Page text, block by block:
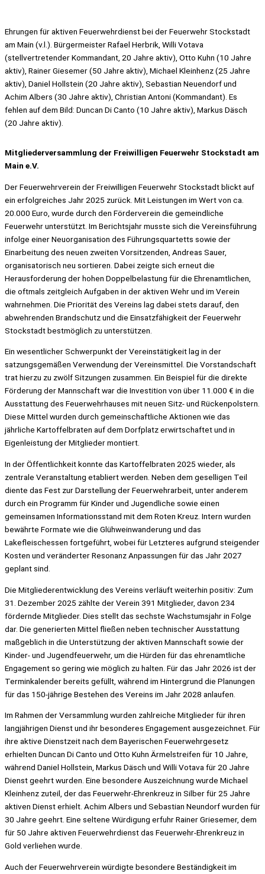
Ehrungen für aktiven Feuerwehrdienst bei der Feuerwehr Stockstadt
am Main (v.l.). Bürgermeister Rafael Herbrik, Willi Votava
(stellvertretender Kommandant, 20 Jahre aktiv), Otto Kuhn (10 Jahre
aktiv), Rainer Giesemer (50 Jahre aktiv), Michael Kleinhenz (25 Jahre
aktiv), Daniel Hollstein (20 Jahre aktiv), Sebastian Neuendorf und
Achim Albers (30 Jahre aktiv), Christian Antoni (Kommandant). Es
fehlen auf dem Bild: Duncan Di Canto (10 Jahre aktiv), Markus Däsch
(20 Jahre aktiv).
Mitgliederversammlung der Freiwilligen Feuerwehr Stockstadt am
Main e.V.
Der Feuerwehrverein der Freiwilligen Feuerwehr Stockstadt blickt auf
ein erfolgreiches Jahr 2025 zurück. Mit Leistungen im Wert von ca.
20.000 Euro, wurde durch den Förderverein die gemeindliche
Feuerwehr unterstützt. Im Berichtsjahr musste sich die Vereinsführung
infolge einer Neuorganisation des Führungsquartetts sowie der
Einarbeitung des neuen zweiten Vorsitzenden, Andreas Sauer,
organisatorisch neu sortieren. Dabei zeigte sich erneut die
Herausforderung der hohen Doppelbelastung für die Ehrenamtlichen,
die oftmals zeitgleich Aufgaben in der aktiven Wehr und im Verein
wahrnehmen. Die Priorität des Vereins lag dabei stets darauf, den
abwehrenden Brandschutz und die Einsatzfähigkeit der Feuerwehr
Stockstadt bestmöglich zu unterstützen.
Ein wesentlicher Schwerpunkt der Vereinstätigkeit lag in der
satzungsgemäßen Verwendung der Vereinsmittel. Die Vorstandschaft
trat hierzu zu zwölf Sitzungen zusammen. Ein Beispiel für die direkte
Förderung der Mannschaft war die Investition von über 11.000 € in die
Ausstattung des Feuerwehrhauses mit neuen Sitz- und Rückenpolstern.
Diese Mittel wurden durch gemeinschaftliche Aktionen wie das
jährliche Kartoffelbraten auf dem Dorfplatz erwirtschaftet und in
Eigenleistung der Mitglieder montiert.
In der Öffentlichkeit konnte das Kartoffelbraten 2025 wieder, als
zentrale Veranstaltung etabliert werden. Neben dem geselligen Teil
diente das Fest zur Darstellung der Feuerwehrarbeit, unter anderem
durch ein Programm für Kinder und Jugendliche sowie einen
gemeinsamen Informationsstand mit dem Roten Kreuz. Intern wurden
bewährte Formate wie die Glühweinwanderung und das
Lakefleischessen fortgeführt, wobei für Letzteres aufgrund steigender
Kosten und veränderter Resonanz Anpassungen für das Jahr 2027
geplant sind.
Die Mitgliederentwicklung des Vereins verläuft weiterhin positiv: Zum
31. Dezember 2025 zählte der Verein 391 Mitglieder, davon 234
fördernde Mitglieder. Dies stellt das sechste Wachstumsjahr in Folge
dar. Die generierten Mittel fließen neben technischer Ausstattung
maßgeblich in die Unterstützung der aktiven Mannschaft sowie der
Kinder- und Jugendfeuerwehr, um die Hürden für das ehrenamtliche
Engagement so gering wie möglich zu halten. Für das Jahr 2026 ist der
Terminkalender bereits gefüllt, während im Hintergrund die Planungen
für das 150-jährige Bestehen des Vereins im Jahr 2028 anlaufen.
Im Rahmen der Versammlung wurden zahlreiche Mitglieder für ihren
langjährigen Dienst und ihr besonderes Engagement ausgezeichnet. Für
ihre aktive Dienstzeit nach dem Bayerischen Feuerwehrgesetz
erhielten Duncan Di Canto und Otto Kuhn Ärmelstreifen für 10 Jahre,
während Daniel Hollstein, Markus Däsch und Willi Votava für 20 Jahre
Dienst geehrt wurden. Eine besondere Auszeichnung wurde Michael
Kleinhenz zuteil, der das Feuerwehr-Ehrenkreuz in Silber für 25 Jahre
aktiven Dienst erhielt. Achim Albers und Sebastian Neundorf wurden für
30 Jahre geehrt. Eine seltene Würdigung erfuhr Rainer Griesemer, dem
für 50 Jahre aktiven Feuerwehrdienst das Feuerwehr-Ehrenkreuz in
Gold verliehen wurde.
Auch der Feuerwehrverein würdigte besondere Beständigkeit im